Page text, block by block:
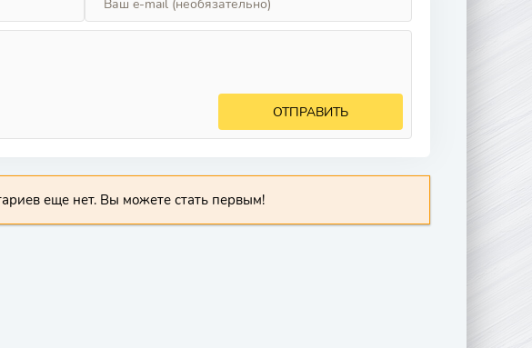
ОТПРАВИТЬ
еще нет. Вы можете стать первым!